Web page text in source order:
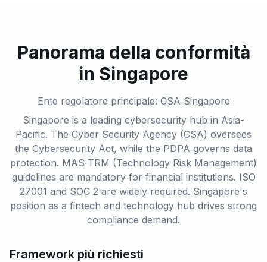
Panorama della conformità
in Singapore
Ente regolatore principale: CSA Singapore
Singapore is a leading cybersecurity hub in Asia-
Pacific. The Cyber Security Agency (CSA) oversees
the Cybersecurity Act, while the PDPA governs data
protection. MAS TRM (Technology Risk Management)
guidelines are mandatory for financial institutions. ISO
27001 and SOC 2 are widely required. Singapore's
position as a fintech and technology hub drives strong
compliance demand.
Framework più richiesti